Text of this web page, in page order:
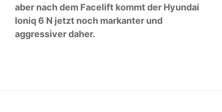
aber nach dem Facelift kommt der Hyundai
Ioniq 6 N jetzt noch markanter und
aggressiver daher.